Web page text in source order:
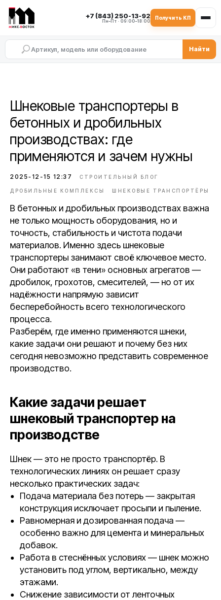
+7 (843) 250-13-92
Пн–Пт · 09:00–18:00
Получить КП
Найти
Шнековые транспортеры в
бетонных и дробильных
производствах: где
применяются и зачем нужны
2025-12-15 12:37 СТРОИТЕЛЬНЫЙ БЛОГ
ДРОБИЛЬНЫЕ КОМПЛЕКСЫ ШНЕКОВЫЕ ТРАНСПОРТЁРЫ
В бетонных и дробильных производствах важна
не только мощность оборудования, но и
точность, стабильность и чистота подачи
материалов. Именно здесь шнековые
транспортеры занимают своё ключевое место.
Они работают «в тени» основных агрегатов —
дробилок, грохотов, смесителей, — но от их
надёжности напрямую зависит
бесперебойность всего технологического
процесса.
Разберём, где именно применяются шнеки,
какие задачи они решают и почему без них
сегодня невозможно представить современное
производство.
Какие задачи решает
шнековый транспортер на
производстве
Шнек — это не просто транспортёр. В
технологических линиях он решает сразу
несколько практических задач:
Подача материала без потерь — закрытая
конструкция исключает просыпи и пыление.
Равномерная и дозированная подача —
особенно важно для цемента и минеральных
добавок.
Работа в стеснённых условиях — шнек можно
установить под углом, вертикально, между
этажами.
Снижение зависимости от ленточных